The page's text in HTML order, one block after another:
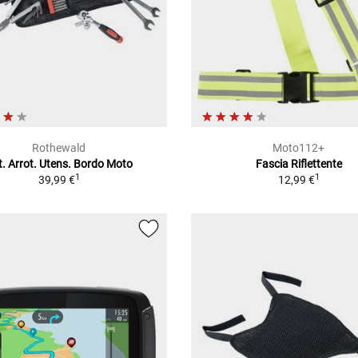
Rothewald
Arrot. Utens. Bordo Moto
39,99 €1
Moto112+
Fascia Riflettente
12,99 €1